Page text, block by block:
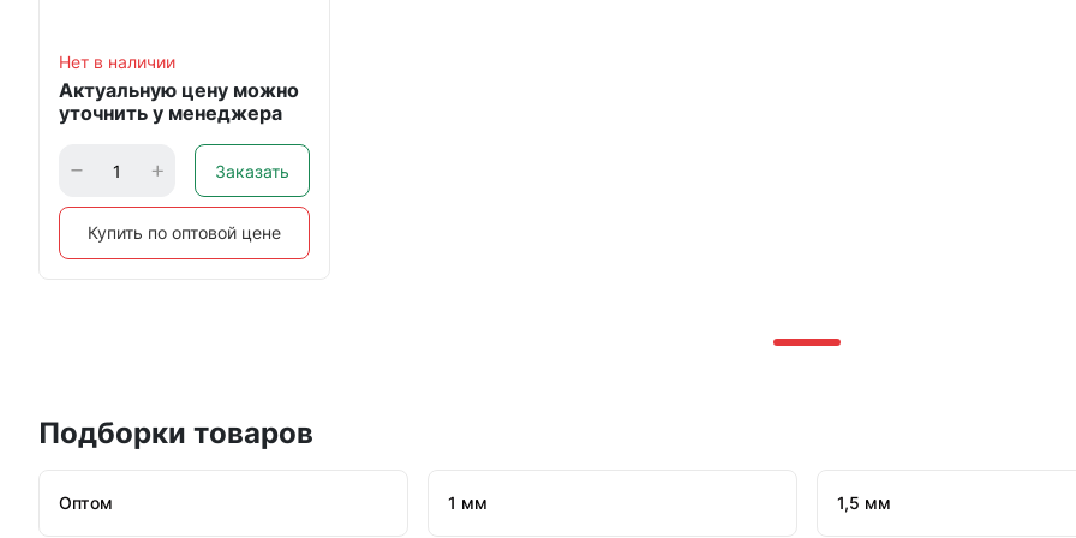
Нет в наличии
Актуальную цену можно
уточнить у менеджера
Заказать
Купить по оптовой цене
Подборки товаров
Оптом 1 мм 1,5 мм